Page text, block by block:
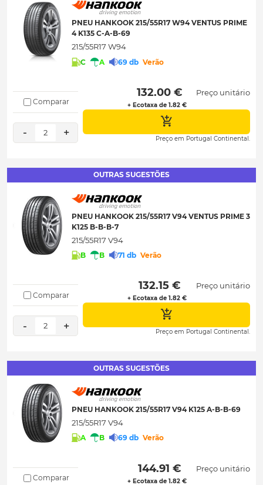
PNEU HANKOOK 215/55R17 W94 VENTUS PRIME
4 K135 C-A-B-69
215/55R17 W94
C A 69 db Verão
Comparar
- 2 +
132.00 €
+ Ecotaxa de 1.82 €
Preço unitário
Preço em Portugal Continental.
OUTRAS SUGESTÕES
PNEU HANKOOK 215/55R17 V94 VENTUS PRIME 3
K125 B-B-B-7
215/55R17 V94
B B 71 db Verão
Comparar
- 2 +
132.15 €
+ Ecotaxa de 1.82 €
Preço unitário
Preço em Portugal Continental.
OUTRAS SUGESTÕES
PNEU HANKOOK 215/55R17 V94 K125 A-B-B-69
215/55R17 V94
A B 69 db Verão
Comparar
144.91 €
+ Ecotaxa de 1.82 €
Preço unitário